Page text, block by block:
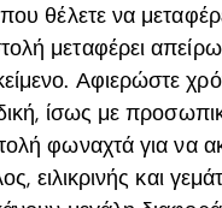
θέλετε να
μεταφέρει
Αφιερώστε
ίσως με
φωναχτά για να
ειλικρινής και